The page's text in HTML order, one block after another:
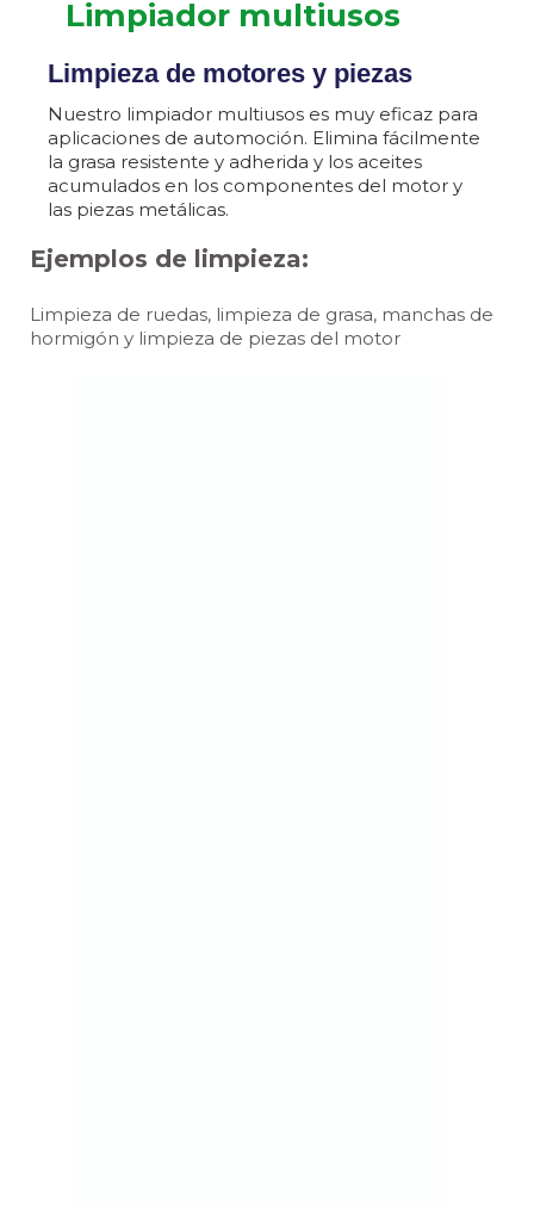
Limpiador multiusos
Limpieza de motores y piezas
Nuestro limpiador multiusos es muy eficaz para
aplicaciones de automoción. Elimina fácilmente
la grasa resistente y adherida y los aceites
acumulados en los componentes del motor y
las piezas metálicas.
Ejemplos de limpieza:
Limpieza de ruedas, limpieza de grasa, manchas de
hormigón y limpieza de piezas del motor